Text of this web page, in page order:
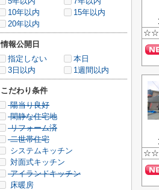
10年以内
15年以内
20年以内
情報公開日
指定しない
本日
3日以内
1週間以内
こだわり条件
陽当り良好
閑静な住宅地
リフォーム済
二世帯住宅
システムキッチン
対面式キッチン
アイランドキッチン
床暖房